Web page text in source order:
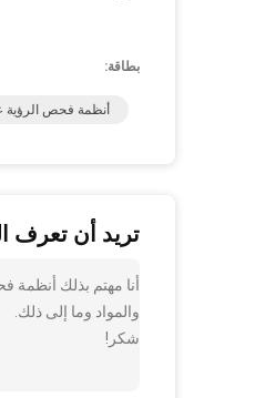
بطاقة:
أنظمة فحص الرؤية
تريد أن تعرف
أنا مهتم بذلك أنظمة
والمواد وما إلى ذلك.
شكر!